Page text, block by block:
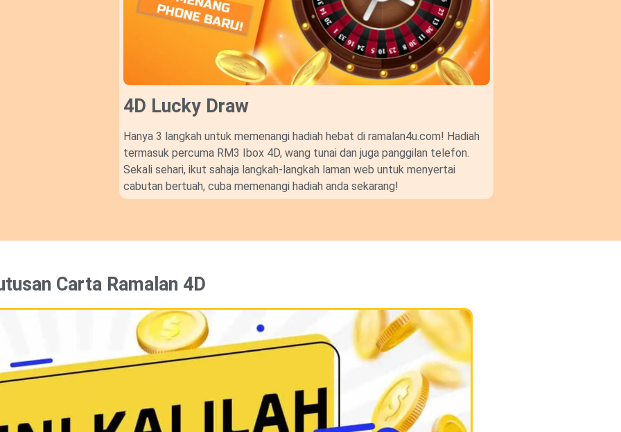
4D Lucky Draw​
Hanya 3 langkah untuk memenangi hadiah hebat di ramalan4u.com! Hadiah
termasuk percuma RM3 Ibox 4D, wang tunai dan juga panggilan telefon.
Sekali sehari, ikut sahaja langkah-langkah laman web untuk menyertai
cabutan bertuah, cuba memenangi hadiah anda sekarang!
Carta Ramalan 4D